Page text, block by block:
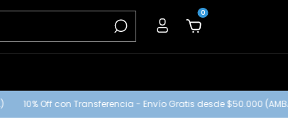
0
10% Off con Transferencia - Envío Gratis desde $50.000 (AMBA)